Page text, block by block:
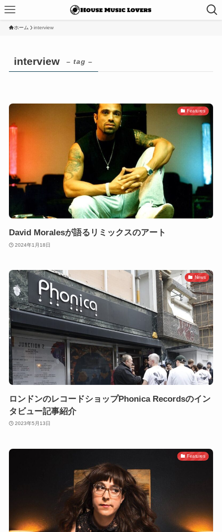
ホーム interview
interview – tag –
Features
David Moralesが語るリミックスのアート
2024年1月18日
News
ロンドンのレコードショップPhonica Recordsのイン
タビュー記事紹介
2023年5月13日
Features